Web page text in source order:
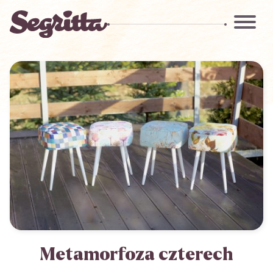
Metamorfoza czterech